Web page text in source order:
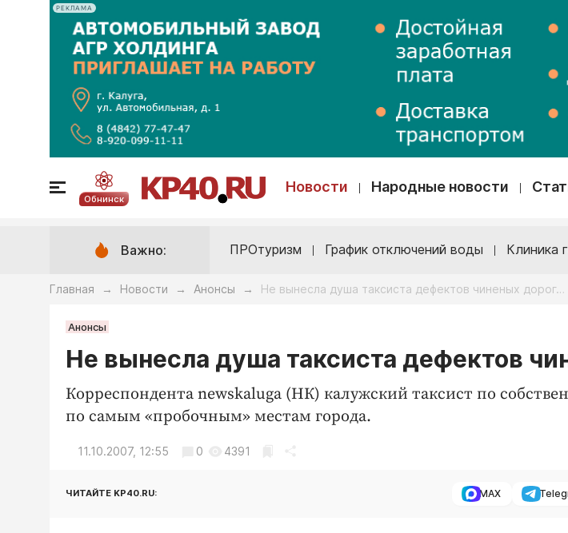
РЕКЛАМА
Обнинск
Новости Народные новости
Важно: ПРОтуризм График отключений воды Клиника
Главная → Новости → Анонсы → Не вынесла душа таксиста дефектов чиненых дорог…
Анонсы
Не вынесла душа таксиста дефектов
Корреспондента newskaluga (НК) калужский таксист по
по самым «пробочным» местам города.
11.10.2007, 12:55 0 4391
ЧИТАЙТЕ KP40.RU: MAX